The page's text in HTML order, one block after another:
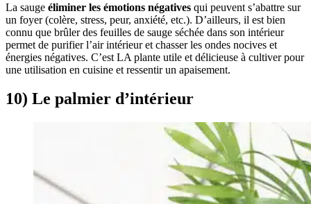
La sauge éliminer les émotions négatives qui peuvent s’abattre sur
un foyer (colère, stress, peur, anxiété, etc.). D’ailleurs, il est bien
connu que brûler des feuilles de sauge séchée dans son intérieur
permet de purifier l’air intérieur et chasser les ondes nocives et
énergies négatives. C’est LA plante utile et délicieuse à cultiver pour
une utilisation en cuisine et ressentir un apaisement.
10) Le palmier d’intérieur